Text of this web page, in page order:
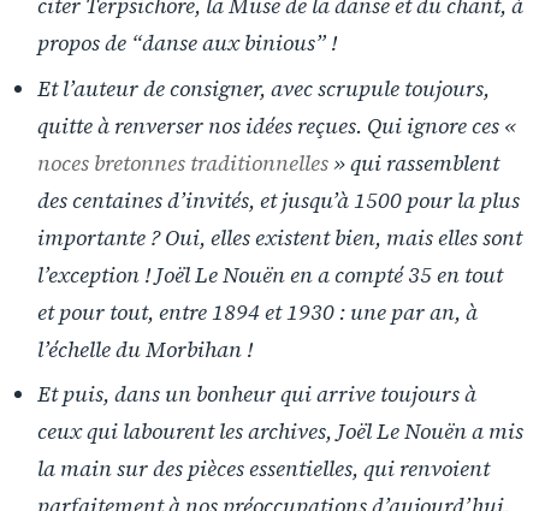
propos de “danse aux binious” !
Et l’auteur de consigner, avec scrupule toujours,
quitte à renverser nos idées reçues. Qui ignore ces «
noces bretonnes traditionnelles» qui rassemblent
des centaines d’invités, et jusqu’à 1500 pour la plus
importante ? Oui, elles existent bien, mais elles sont
l’exception ! Joël Le Nouën en a compté 35 en tout
et pour tout, entre 1894 et 1930 : une par an, à
l’échelle du Morbihan !
Et puis, dans un bonheur qui arrive toujours à
ceux qui labourent les archives, Joël Le Nouën a mis
la main sur des pièces essentielles, qui renvoient